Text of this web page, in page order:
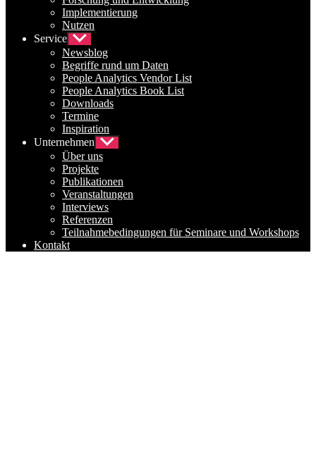
Implementierung
Nutzen
Service Untermenü
anzeigen
Newsblog
Begriffe rund um Daten
People Analytics Vendor List
People Analytics Book List
Downloads
Termine
Inspiration
Unternehmen Untermenü
anzeigen
Über uns
Projekte
Publikationen
Veranstaltungen
Interviews
Referenzen
Teilnahmebedingungen für Seminare und Workshops
Kontakt